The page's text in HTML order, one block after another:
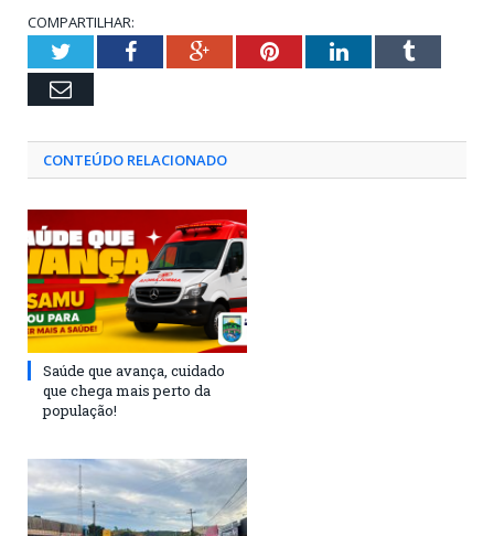
COMPARTILHAR:
TwitterFacebookGoogle+PinterestLinkedInTumblr
Email
CONTEÚDO RELACIONADO
Saúde que avança, cuidado
que chega mais perto da
população!